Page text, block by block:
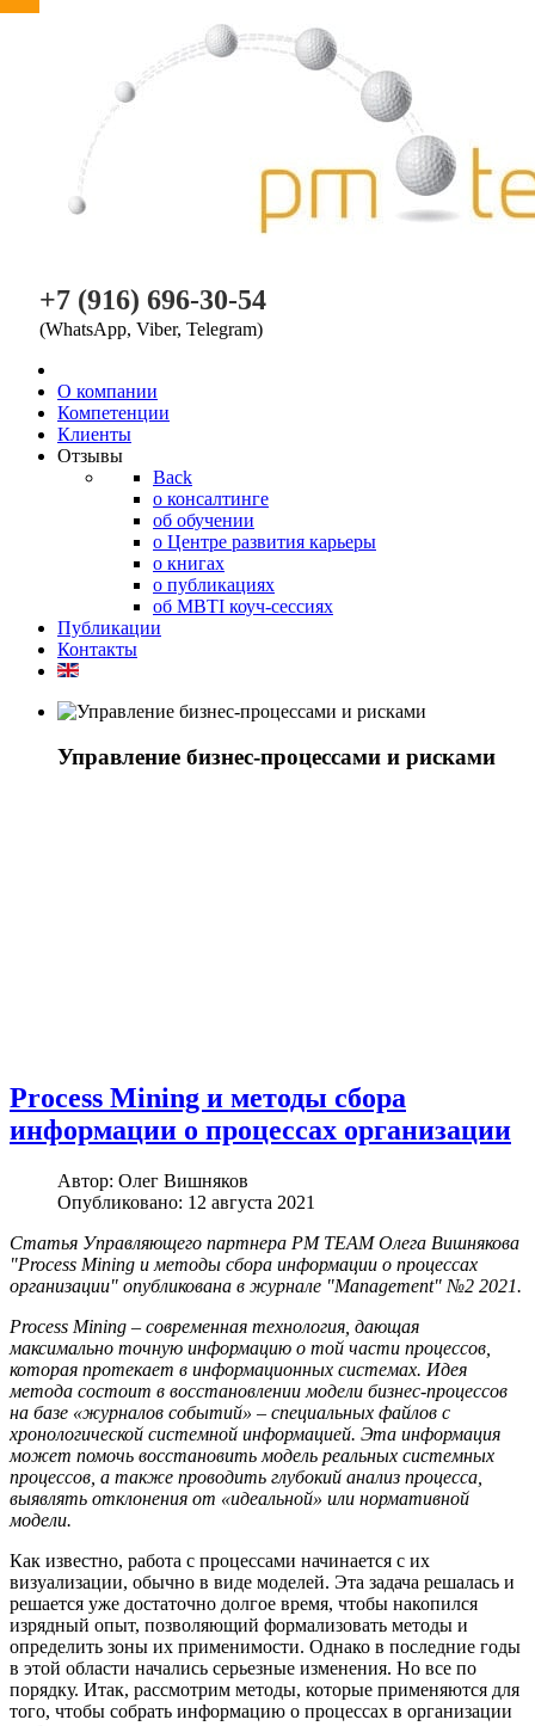
+7 (916) 696-30-54
(WhatsApp, Viber, Telegram)
O компании
Компетенции
Клиенты
Отзывы
Back
о консалтинге
об обучении
о Центре развития карьеры
о книгах
о публикациях
об MBTI коуч-сессиях
Публикации
Контакты
Управление бизнес-процессами и рисками
Process Mining и методы сбора
информации о процессах организации
Автор: Олег Вишняков
Опубликовано: 12 августа 2021
Статья Управляющего партнера PM TEAM Олега Вишнякова
"Process Mining и методы сбора информации о процессах
организации" опубликована в журнале "Management" №2 2021.
Process Mining – современная технология, дающая
максимально точную информацию о той части процессов,
которая протекает в информационных системах. Идея
метода состоит в восстановлении модели бизнес-процессов
на базе «журналов событий» – специальных файлов с
хронологической системной информацией. Эта информация
может помочь восстановить модель реальных системных
процессов, а также проводить глубокий анализ процесса,
выявлять отклонения от «идеальной» или нормативной
модели.
Как известно, работа с процессами начинается с их
визуализации, обычно в виде моделей. Эта задача решалась и
решается уже достаточно долгое время, чтобы накопился
изрядный опыт, позволяющий формализовать методы и
определить зоны их применимости. Однако в последние годы
в этой области начались серьезные изменения. Но все по
порядку. Итак, рассмотрим методы, которые применяются для
того, чтобы собрать информацию о процессах в организации